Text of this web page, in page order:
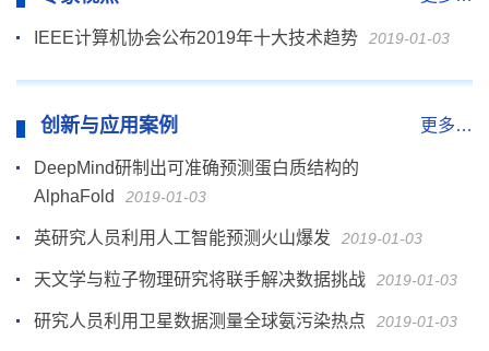
IEEE计算机协会公布2019年十大技术趋势 2019-01-03
创新与应用案例 更多…
DeepMind研制出可准确预测蛋白质结构的
AlphaFold
2019-01-03
英研究人员利用人工智能预测火山爆发 2019-01-03
天文学与粒子物理研究将联手解决数据挑战 2019-01-03
研究人员利用卫星数据测量全球氨污染热点 2019-01-03